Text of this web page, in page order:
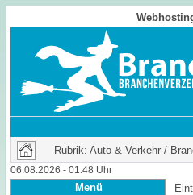
Rubrik: Auto & Verkehr /
06.08.2026 - 01:48 Uhr
Menü